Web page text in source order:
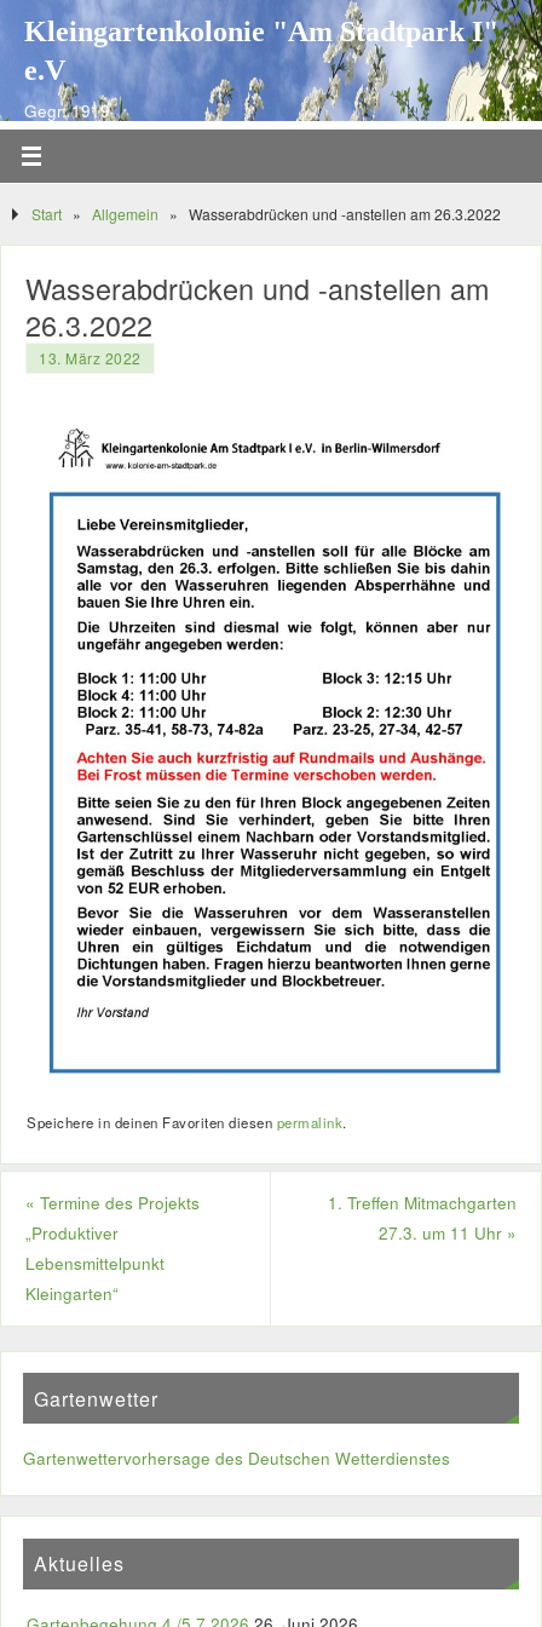
Kleingartenkolonie "Am Stadtpark I"
e.V
Gegr. 1919
Start » Allgemein » Wasserabdrücken und -anstellen am 26.3.2022
Wasserabdrücken und -anstellen am
26.3.2022
13. März 2022
Speichere in deinen Favoriten diesen permalink.
« Termine des Projekts
„Produktiver
Lebensmittelpunkt
Kleingarten“
1. Treffen Mitmachgarten
27.3. um 11 Uhr »
Gartenwetter
Gartenwettervorhersage des Deutschen Wetterdienstes
Aktuelles